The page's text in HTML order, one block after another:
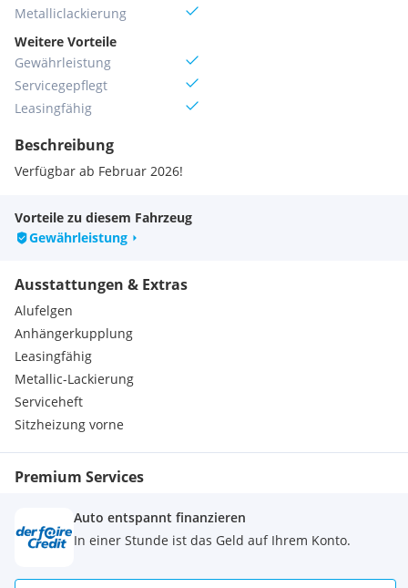
Metallic­lackierung
Weitere Vorteile
Gewährleistung
Servicegepflegt
Leasingfähig
Beschreibung
Verfügbar ab Februar 2026!
Vorteile zu diesem Fahrzeug
Gewährleistung
Ausstattungen & Extras
Alufelgen
Anhängerkupplung
Leasingfähig
Metallic-Lackierung
Serviceheft
Sitzheizung vorne
Premium Services
Auto entspannt finanzieren
In einer Stunde ist das Geld auf Ihrem Konto.